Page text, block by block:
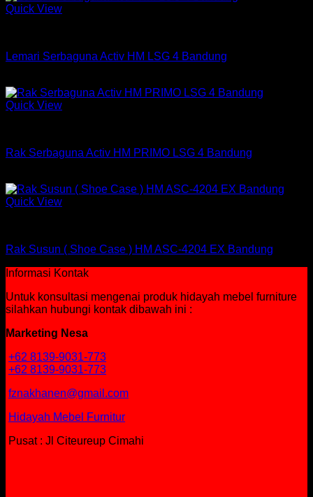
Quick View
Lemari Serbaguna Activ HM LSG 4 Bandung
Quick View
Rak Serbaguna Activ HM PRIMO LSG 4 Bandung
Quick View
Rak Susun ( Shoe Case ) HM ASC-4204 EX Bandung
Informasi Kontak
Untuk konsultasi mengenai produk hidayah mebel furniture
silahkan hubungi kontak dibawah ini :
Marketing Nesa
+62 8139-9031-773
+62 8139-9031-773
fznakhanen@gmail.com
Hidayah Mebel Furnitur
Pusat : Jl Citeureup Cimahi